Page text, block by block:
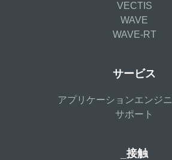
VECTIS
WAVE
WAVE-RT
サービス
アプリケーションエンジ
サポート
_接触